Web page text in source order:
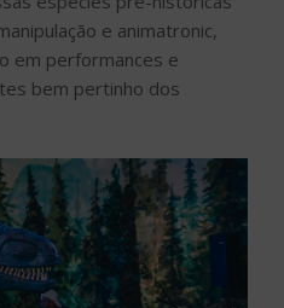
e animatronic,
em performances e
bem pertinho dos